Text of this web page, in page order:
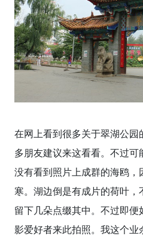
在网上看到很多关于翠湖公
多朋友建议来这看看。不过
没有看到照片上成群的海鸥
寒。湖边倒是有成片的荷叶
留下几朵点缀其中。不过即
影爱好者来此拍照。我这个业